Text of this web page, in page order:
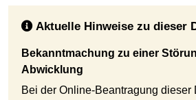
Aktuelle Hinweise zu dieser
Bekanntmachung zu einer
Abwicklung
Bei der Online-Beantragung dieser